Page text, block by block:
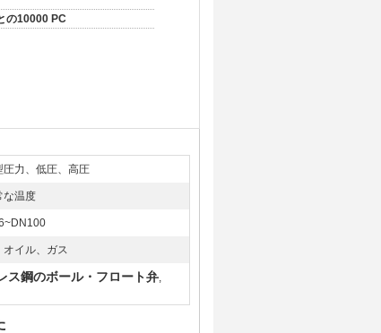
の10000 PC
圧力、低圧、高圧
な温度
オイル、ガス
ス鋼のボール・フロート弁,